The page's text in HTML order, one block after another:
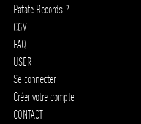
Patate Records ?
CGV
FAQ
USER
Se connecter
Créer votre compte
CONTACT